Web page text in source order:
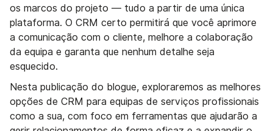
os marcos do projeto — tudo a partir de uma única
plataforma. O CRM certo permitirá que você aprimore
a comunicação com o cliente, melhore a colaboração
da equipa e garanta que nenhum detalhe seja
esquecido.
Nesta publicação do blogue, exploraremos as melhores
opções de CRM para equipas de serviços profissionais
como a sua, com foco em ferramentas que ajudarão a